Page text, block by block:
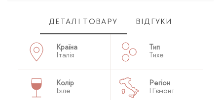
ДЕТАЛІ ТОВАРУ ВІДГУКИ
Країна
Італія
Тип
Тихе
Колір
Біле
Регіон
П'ємонт